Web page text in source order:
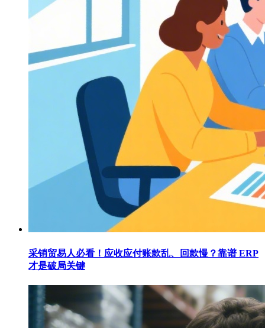
采销贸易人必看！应收应付账款乱、回款慢？靠谱 ERP
才是破局关键